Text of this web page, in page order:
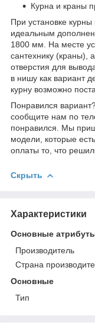
Курна и краны
При установке
идеальным
1800 мм. На месте
сантехнику (краны),
отверстия для
в нишу как вариант
курну возможно
Понравился
сообщите нам по
понравился. Мы
модели, которые
оплаты то, что
Скрыть
Характеристики
Основные
Производитель
Страна
Основные
Тип